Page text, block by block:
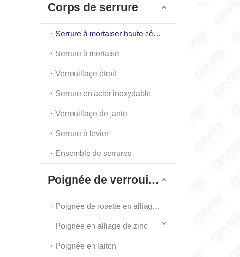
Corps de serrure
Serrure à mortaiser haute sécurité
Serrure à mortaise
Verrouillage étroit
Serrure en acier inoxydable
Verrouillage de jante
Serrure à levier
Ensemble de serrures
Poignée de verrouillage
Poignée de rosette en alliage de zinc
Poignée en alliage de zinc
Poignée en laiton